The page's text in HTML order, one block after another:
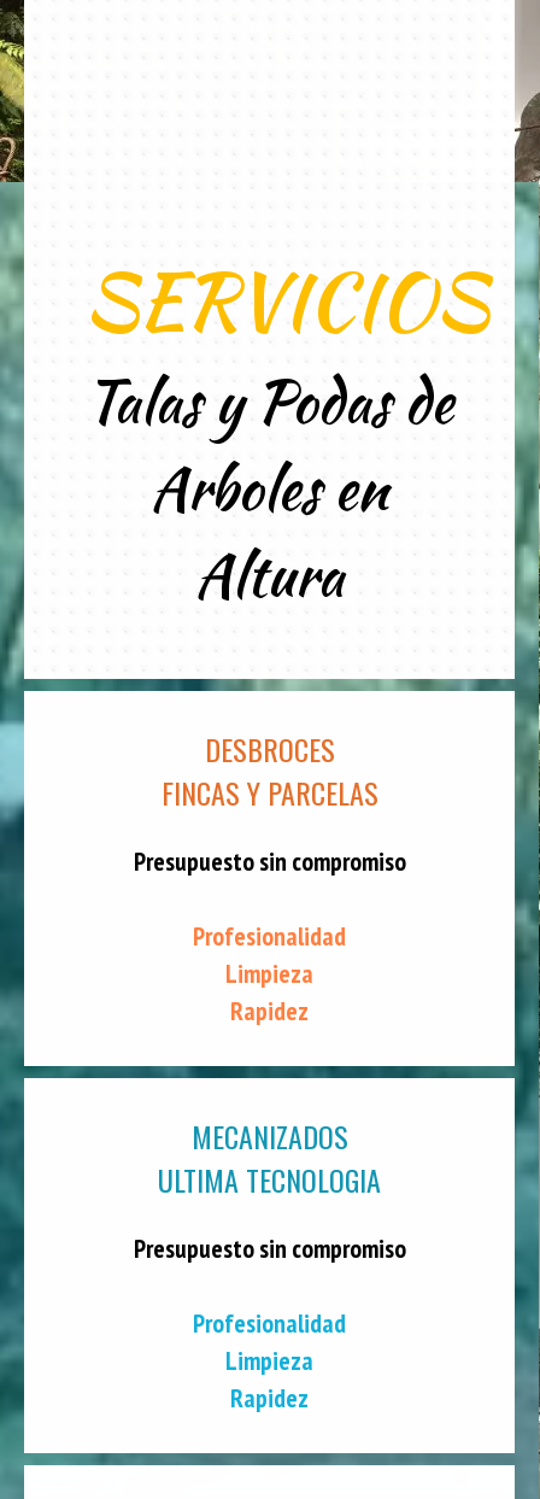
SERVICIOS
Talas y Podas de
Arboles en
Altura
DESBROCES
FINCAS Y PARCELAS
Presupuesto sin compromiso
Profesionalidad
Limpieza
Rapidez
MECANIZADOS
ULTIMA TECNOLOGIA
Presupuesto sin compromiso
Profesionalidad
Limpieza
Rapidez